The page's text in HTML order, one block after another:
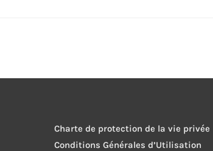
Charte de protection de la vie privée
Conditions Générales d’Utilisation